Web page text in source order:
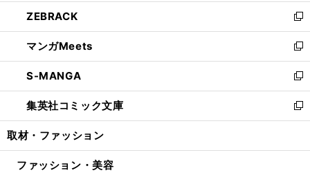
く
で
開
く
ン
ド
ウ
で
開
く
ウ
ィ
ン
ド
ウ
で
開
く
し
い
ウ
ィ
ン
ド
ウ
で
開
ZEBRACK
新
し
い
ウ
ィ
ン
ド
ウ
開
マンガMeets
新
し
い
ウ
ィ
ン
ウ
S-MANGA
新
し
い
ウ
ン
集英社コミック文庫
新
し
ウ
取材・ファッション
ファッション・美容